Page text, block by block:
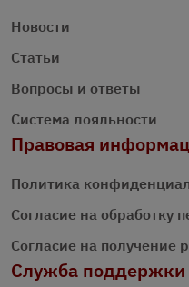
Новости
Статьи
Вопросы и ответы
Система лояльности
Правовая
Политика
Согласие на обработку
Согласие на получение
Служба поддержки